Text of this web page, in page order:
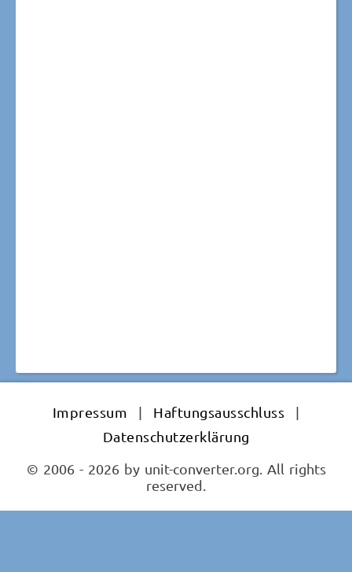
Impressum | Haftungsausschluss
|
Datenschutzerklärung
© 2006 - 2026 by unit-converter.org. All rights
reserved.